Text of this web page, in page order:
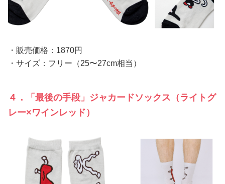
・販売価格：1870円
・サイズ：フリー（25〜27cm相当）
４．「最後の手段」ジャカードソックス（ライトグ
レー×ワインレッド）